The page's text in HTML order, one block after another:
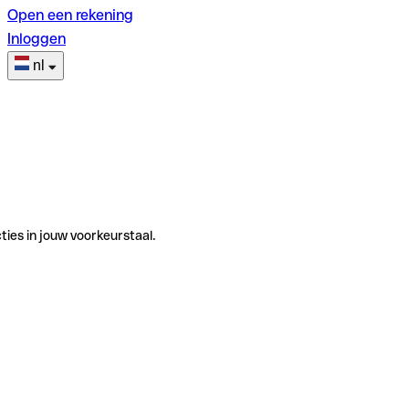
Open een rekening
Inloggen
nl
in jouw voorkeurstaal.